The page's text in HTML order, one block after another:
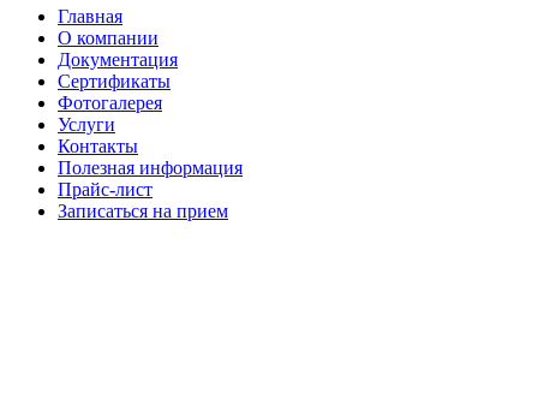
Главная
О компании
Документация
Сертификаты
Фотогалерея
Услуги
Контакты
Полезная информация
Прайс-лист
Записаться на прием